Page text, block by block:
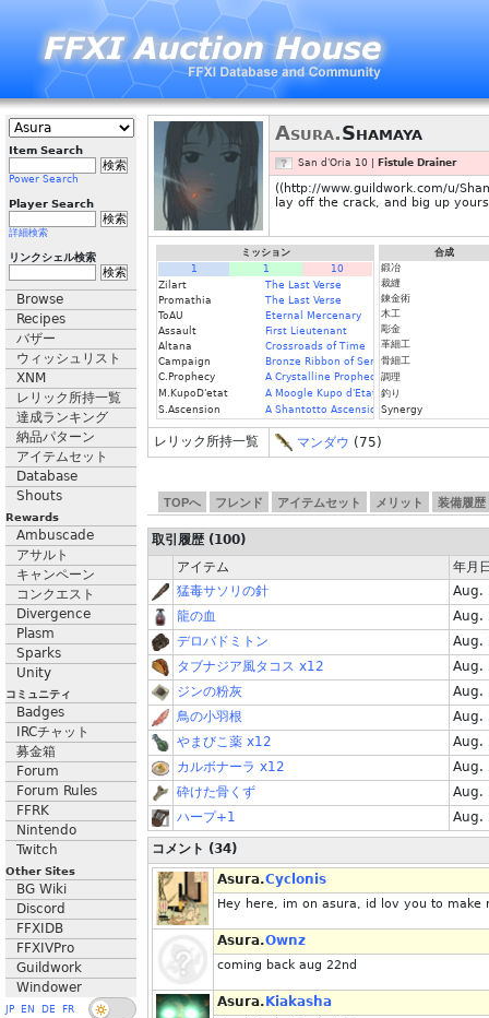
Item Search
Power Search
Player Search
詳細検索
リンクシェル検索
Browse
Recipes
バザー
ウィッシュリスト
XNM
レリック所持一覧
達成ランキング
納品パターン
アイテムセット
Database
Shouts
Rewards
Ambuscade
アサルト
キャンペーン
コンクエスト
Divergence
Plasm
Sparks
Unity
コミュニティ
Badges
IRCチャット
募金箱
Forum
Forum Rules
FFRK
Nintendo
Twitch
Other Sites
BG Wiki
Discord
FFXIDB
FFXIVPro
Guildwork
Windower
JP EN DE FR
Asura.Shamaya
San d'Oria 10 | Fistule Drainer
((http://www.guildwork.com/u/
lay off the crack, and big up
ミッション
1
1
10
Zilart
The Last Verse
Promathia
The Last Verse
ToAU
Eternal Mercenary
Assault
First Lieutenant
Altana
Crossroads of Time
Campaign
Bronze Ribbon of Service
C.Prophecy
A Crystalline Prophecy (Fin.)
M.KupoD'etat
A Moogle Kupo d'Etat (Fin.)
S.Ascension
A Shantotto Ascension (Fin)
合成
鍛冶
裁縫
錬金術
木工
彫金
革細工
骨細工
調理
釣り
Synergy
レリック所持一覧 マンダウ (75)
TOPへ フレンド アイテムセット メリット 装備履歴
取引履歴 (100)
アイテム
年月
猛毒サソリの針
Aug.
龍の血
Aug.
デロバドミトン
Aug.
タブナジア風タコス x12
Aug.
ジンの粉灰
Aug.
鳥の小羽根
Aug.
やまびこ薬 x12
Aug.
カルボナーラ x12
Aug.
砕けた骨くず
Aug.
ハープ+1
Aug.
コメント (34)
Asura.Cyclonis
Hey here, im on asura, id lov you to
Asura.Ownz
coming back aug 22nd
Asura. Kiakasha